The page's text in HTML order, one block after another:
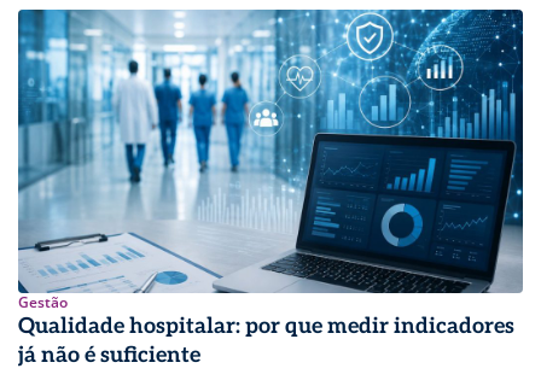
Gestão
Qualidade hospitalar: por que medir indicadores
já não é suficiente